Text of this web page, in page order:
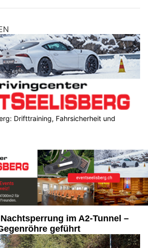
Drifttraining, Fahrsicherheit und
im A2-Tunnel –
geführt